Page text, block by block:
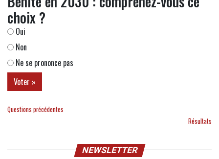
choix ?
Oui
Non
Ne se prononce pas
Questions précédentes
Résultats
NEWSLETTER